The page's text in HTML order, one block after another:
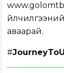
аваарай.
#